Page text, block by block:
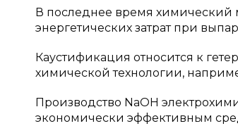
В последнее время химический
энергетических затрат при
Каустификация относится к
химической технологии,
Производство NaOH
экономически эффективным